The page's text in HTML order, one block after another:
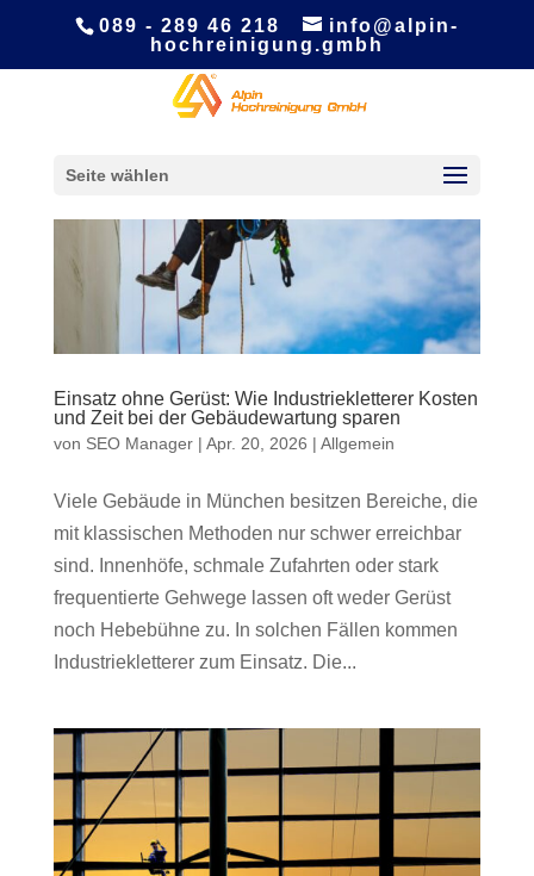
089 - 289 46 218
info@alpin-
hochreinigung.gmbh
Seite wählen
Einsatz ohne Gerüst: Wie Industriekletterer Kosten
und Zeit bei der Gebäudewartung sparen
von SEO Manager| Apr. 20, 2026 | Allgemein
Viele Gebäude in München besitzen Bereiche, die
mit klassischen Methoden nur schwer erreichbar
sind. Innenhöfe, schmale Zufahrten oder stark
frequentierte Gehwege lassen oft weder Gerüst
noch Hebebühne zu. In solchen Fällen kommen
Industriekletterer zum Einsatz. Die...